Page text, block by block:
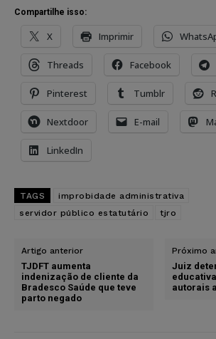
Compartilhe isso:
X Imprimir
Threads Facebook
Pinterest Tumblr
Nextdoor E-mail
LinkedIn
TAGS
improbidade administrativa
servidor público estatutário
tjro
Artigo anterior
TJDFT aumenta
indenização de cliente da
Bradesco Saúde que teve
parto negado
Próximo
Juiz
autorais